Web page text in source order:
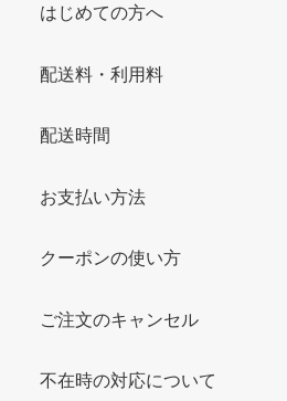
はじめての方へ
配送料・利用料
配送時間
お支払い方法
クーポンの使い方
ご注文のキャンセル
不在時の対応について